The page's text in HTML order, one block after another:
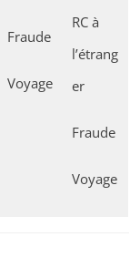
Fraude
Voyage
RC à
l’étrang
er
Fraude
Voyage